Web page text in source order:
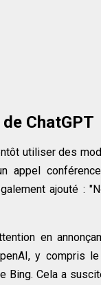
ChatGPT
utiliser des
appel
ajouté :
en
y compris le
Bing. Cela a